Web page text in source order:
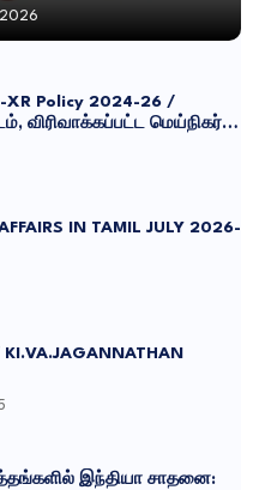
XR Policy 2024-26 /
விரிவாக்கப்பட்ட மெய்நிகர்
IN TAMIL JULY 2026-
இந்தியா சாதனை: